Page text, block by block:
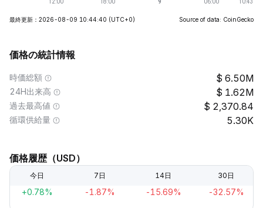
最終更新：2026-08-09 10:44:40 (UTC+0) Source of data: CoinGecko
価格の統計情報
時価総額 6.50M
24H出来高 1.62M
過去最高値 2,370.84
循環供給量 5.30K
価格履歴（USD）
今日 7日 14日 30日
+0.78% -1.87% -15.69% -32.57%